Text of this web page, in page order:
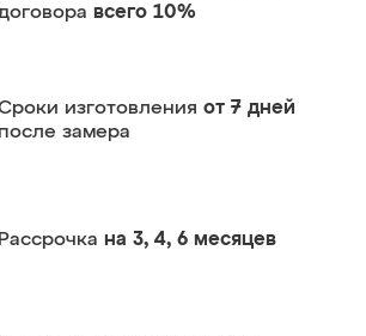
всего 10%
изготовления от 7 дней
после замера
Рассрочка на 3, 4, 6 месяцев